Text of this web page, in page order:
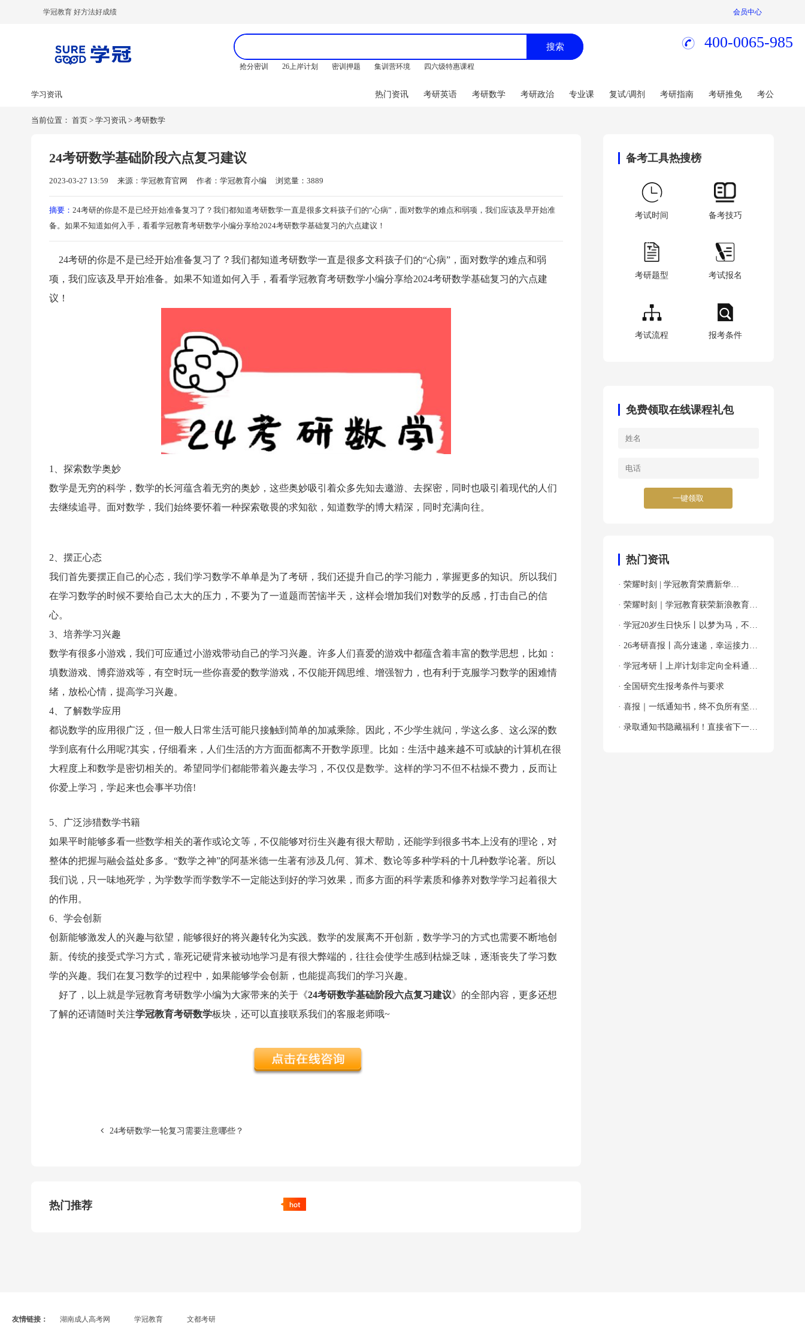
学冠教育 好方法好成绩 会员中心
搜索
抢分密训 26上岸计划 密训押题 集训营环境 四六级特惠课程
400-0065-985
学习资讯 热门资讯 考研英语 考研数学 考研政治 专业课 复试/调剂 考研指南 考研推免 考公
当前位置： 首页 > 学习资讯 > 考研数学
24考研数学基础阶段六点复习建议
2023-03-27 13:59 来源：学冠教育官网 作者：学冠教育小编 浏览量：3889
摘要： 24考研的你是不是已经开始准备复习了？我们都知道考研数学一直是很多文科孩子们的“心病”，面对数学的难点和弱项，我们应该及早开始准
备。如果不知道如何入手，看看学冠教育考研数学小编分享给2024考研数学基础复习的六点建议！
24考研的你是不是已经开始准备复习了？我们都知道考研数学一直是很多文科孩子们的“心病”，面对数学的难点和弱
项，我们应该及早开始准备。如果不知道如何入手，看看学冠教育考研数学小编分享给2024考研数学基础复习的六点建
议！
1、 探索数学奥妙
数学是无穷的科学，数学的长河蕴含着无穷的奥妙，这些奥妙吸引着众多先知去邀游、去探密，同时也吸引着现代的人们
去继续追寻。面对数学，我们始终要怀着一种探索敬畏的求知欲，知道数学的博大精深，同时充满向往。
2、摆正心态
我们首先要摆正自己的心态，我们学习数学不单单是为了考研，我们还提升自己的学习能力，掌握更多的知识。所以我们
在学习数学的时候不要给自己太大的压力，不要为了一道题而苦恼半天，这样会增加我们对数学的反感，打击自己的信
心。
3、培养学习兴趣
数学有很多小游戏，我们可应通过小游戏带动自己的学习兴趣。许多人们喜爱的游戏中都蕴含着丰富的数学思想，比如：
填数游戏、博弈游戏等，有空时玩一些你喜爱的数学游戏，不仅能开阔思维、增强智力，也有利于克服学习数学的困难情
绪，放松心情，提高学习兴趣。
4、了解数学应用
都说数学的应用很广泛，但一般人日常生活可能只接触到简单的加减乘除。因此，不少学生就问，学这么多、这么深的数
学到底有什么用呢?其实，仔细看来，人们生活的方方面面都离不开数学原理。比如：生活中越来越不可或缺的计算机在很
大程度上和数学是密切相关的。希望同学们都能带着兴趣去学习，不仅仅是数学。这样的学习不但不枯燥不费力，反而让
你爱上学习，学起来也会事半功倍!
5、广泛涉猎数学书籍
如果平时能够多看一些数学相关的著作或论文等，不仅能够对衍生兴趣有很大帮助，还能学到很多书本上没有的理论，对
整体的把握与融会益处多多。“数学之神”的阿基米德一生著有涉及几何、算术、数论等多种学科的十几种数学论著。所以
我们说，只一味地死学，为学数学而学数学不一定能达到好的学习效果，而多方面的科学素质和修养对数学学习起着很大
的作用。
6、学会创新
创新能够激发人的兴趣与欲望，能够很好的将兴趣转化为实践。数学的发展离不开创新，数学学习的方式也需要不断地创
新。传统的接受式学习方式，靠死记硬背来被动地学习是有很大弊端的，往往会使学生感到枯燥乏味，逐渐丧失了学习数
学的兴趣。我们在复习数学的过程中，如果能够学会创新，也能提高我们的学习兴趣。
好了，以上就是学冠教育考研数学小编为大家带来的关于《24考研数学基础阶段六点复习建议》的全部内容，更多还想
了解的还请随时关注学冠教育考研数学板块，还可以直接联系我们的客服老师哦~
24考研数学一轮复习需要注意哪些？
热门推荐
备考工具热搜榜
考试时间 备考技巧
考研题型 考试报名
考试流程 报考条件
免费领取在线课程礼包
一键领取
热门资讯
· 荣耀时刻 | 学冠教育荣膺新华
网“2024年度全国教育先锋品牌优秀案
例”殊荣！
· 荣耀时刻｜学冠教育获荣新浪教育
2024年度考研教育领导力品牌！
· 学冠20岁生日快乐丨以梦为马，不负
韶华！
· 26考研喜报丨高分速递，幸运接力，
吸欧气啦～
· 学冠考研丨上岸计划非定向全科通关
班
· 全国研究生报考条件与要求
· 喜报｜一纸通知书，终不负所有坚持
与奔赴！
· 录取通知书隐藏福利！直接省下一大
友情链接： 湖南成人高考网 学冠教育 文都考研